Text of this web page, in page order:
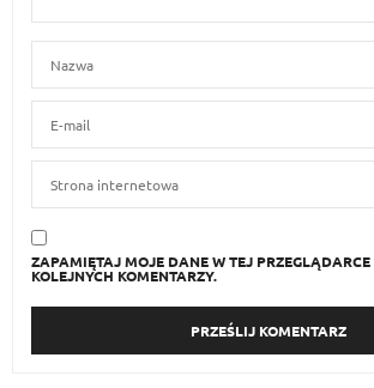
ZAPAMIĘTAJ MOJE DANE W TEJ
KOLEJNYCH KOMENTARZY.